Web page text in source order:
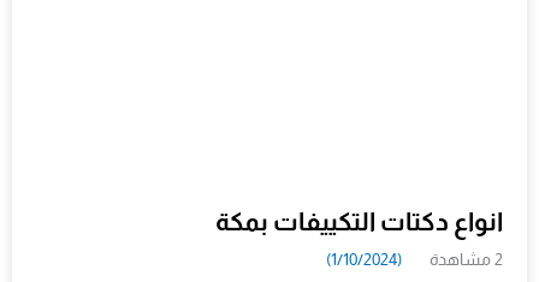
انواع دكتات التكييفات بمكة
2 مشاهدة (1/10/2024)